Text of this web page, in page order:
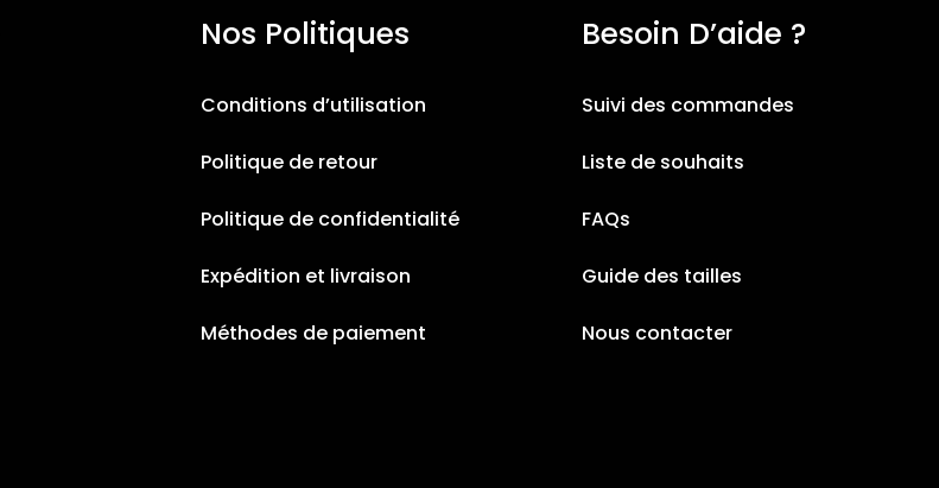
Nos Politiques
Conditions d’utilisation
Politique de retour
Politique de confidentialité
Expédition et livraison
Méthodes de paiement
Besoin D’aide ?
Suivi des commandes
Liste de souhaits
FAQs
Guide des tailles
Nous contacter